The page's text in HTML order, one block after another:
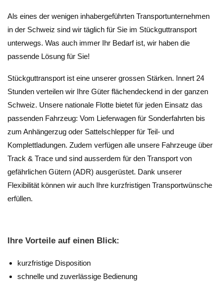
Als eines der wenigen inhabergeführten Transportunternehmen
in der Schweiz sind wir täglich für Sie im Stückguttransport
unterwegs. Was auch immer Ihr Bedarf ist, wir haben die
passende Lösung für Sie!
Stückguttransport ist eine unserer grossen Stärken. Innert 24
Stunden verteilen wir Ihre Güter flächendeckend in der ganzen
Schweiz. Unsere nationale Flotte bietet für jeden Einsatz das
passenden Fahrzeug: Vom Lieferwagen für Sonderfahrten bis
zum Anhängerzug oder Sattelschlepper für Teil- und
Komplettladungen. Zudem verfügen alle unsere Fahrzeuge über
Track & Trace und sind ausserdem für den Transport von
gefährlichen Gütern (ADR) ausgerüstet. Dank unserer
Flexibilität können wir auch Ihre kurzfristigen Transportwünsche
erfüllen.
Ihre Vorteile auf einen Blick:
kurzfristige Disposition
schnelle und zuverlässige Bedienung